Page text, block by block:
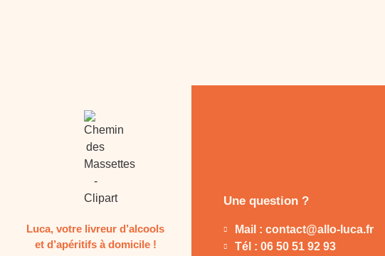
Luca, votre livreur d’alcools
et d’apéritifs à domicile !
Une question ?
Mail : contact@allo-luca.fr
Tél : 06 50 51 92 93